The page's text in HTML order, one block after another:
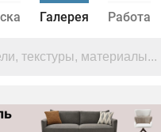
Галерея Работа